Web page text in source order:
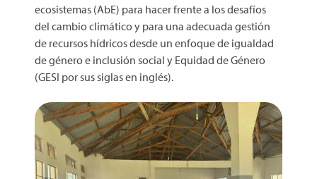
ecosistemas (AbE) para hacer frente a los desafíos
del cambio climático y para una adecuada gestión
de recursos hídricos desde un enfoque de igualdad
de género e inclusión social y Equidad de Género
(GESI por sus siglas en inglés).